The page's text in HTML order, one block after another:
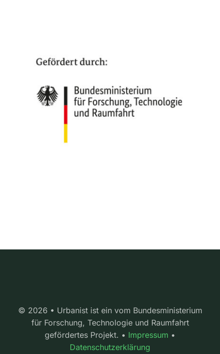
© 2026 • Urbanist ist ein vom Bundesministerium
für Forschung, Technologie und Raumfahrt
gefördertes Projekt. • Impressum •
Datenschutzerklärung